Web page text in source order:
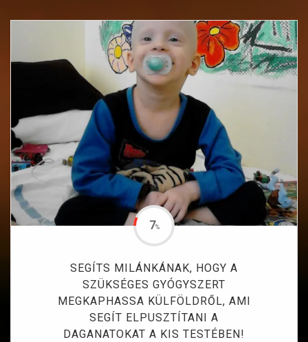
SEGÍTS MILÁNKÁNAK, HOGY A
SZÜKSÉGES GYÓGYSZERT
MEGKAPHASSA KÜLFÖLDRŐL, AMI
SEGÍT ELPUSZTÍTANI A
DAGANATOKAT A KIS TESTÉBEN!
7%